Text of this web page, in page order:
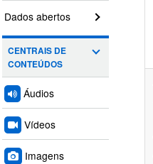
Dados abertos
CENTRAIS DE
CONTEÚDOS
Áudios
Vídeos
Imagens